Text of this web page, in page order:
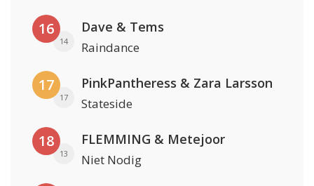
16
14
Dave & Tems
Raindance
17
17
PinkPantheress & Zara Larsson
Stateside
18
13
FLEMMING & Metejoor
Niet Nodig